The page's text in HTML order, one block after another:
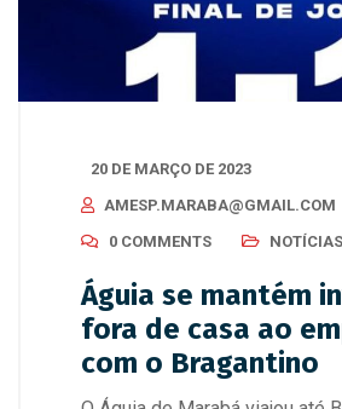
20 DE MARÇO DE 2023
AMESP.MARABA@GMAIL.COM
0 COMMENTS
NOTÍCIAS
Águia se mantém
fora de casa ao
com o Bragantino